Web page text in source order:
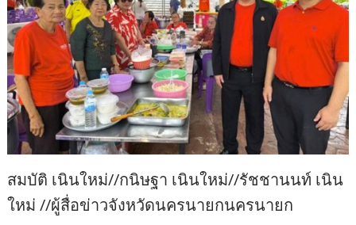
สมบัติ เนินใหม่//กนิษฐา เนินใหม่//รัชชานนท์ เนิน
ใหม่ //ผู้สื่อข่าวจังหวัดนครนายกนครนายก